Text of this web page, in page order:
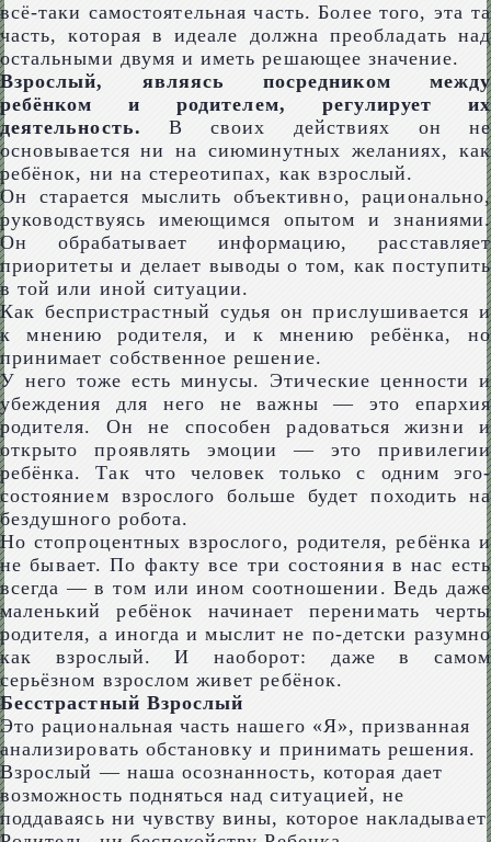
всё-таки самостоятельная часть. Более того, эта та
часть, которая в идеале должна преобладать над
остальными двумя и иметь решающее значение.
Взрослый, являясь посредником между
ребёнком и родителем, регулирует их
деятельность. В своих действиях он не
основывается ни на сиюминутных желаниях, как
ребёнок, ни на стереотипах, как взрослый.
Он старается мыслить объективно, рационально,
руководствуясь имеющимся опытом и знаниями.
Он обрабатывает информацию, расставляет
приоритеты и делает выводы о том, как поступить
в той или иной ситуации.
Как беспристрастный судья он прислушивается и
к мнению родителя, и к мнению ребёнка, но
принимает собственное решение.
У него тоже есть минусы. Этические ценности и
убеждения для него не важны — это епархия
родителя. Он не способен радоваться жизни и
открыто проявлять эмоции — это привилегии
ребёнка. Так что человек только с одним эго-
состоянием взрослого больше будет походить на
бездушного робота.
Но стопроцентных взрослого, родителя, ребёнка и
не бывает. По факту все три состояния в нас есть
всегда — в том или ином соотношении. Ведь даже
маленький ребёнок начинает перенимать черты
родителя, а иногда и мыслит не по-детски разумно
как взрослый. И наоборот: даже в самом
серьёзном взрослом живет ребёнок.
Бесстрастный Взрослый
Это рациональная часть нашего «Я», призванная
анализировать обстановку и принимать решения.
Взрослый — наша осознанность, которая дает
возможность подняться над ситуацией, не
поддаваясь ни чувству вины, которое накладывает